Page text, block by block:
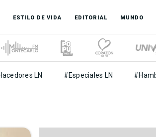
ESTILO DE VIDA EDITORIAL MUNDO
LN #Especiales LN